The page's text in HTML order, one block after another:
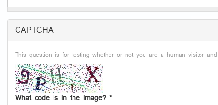
CAPTCHA
This question is for testing whether or not you are a human visitor
What code is in the image? *